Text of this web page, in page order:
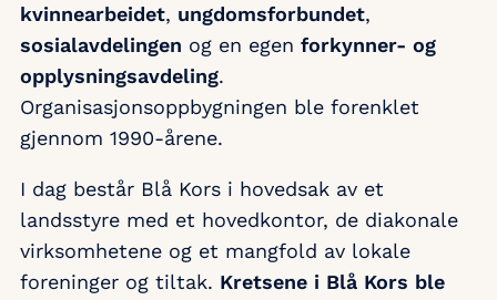
kvinnearbeidet, ungdomsforbundet,
sosialavdelingen og en egen forkynner- og
opplysningsavdeling.
Organisasjonsoppbygningen ble forenklet
gjennom 1990-årene.
I dag består Blå Kors i hovedsak av et
landsstyre med et hovedkontor, de diakonale
virksomhetene og et mangfold av lokale
foreninger og tiltak. Kretsene i Blå Kors ble